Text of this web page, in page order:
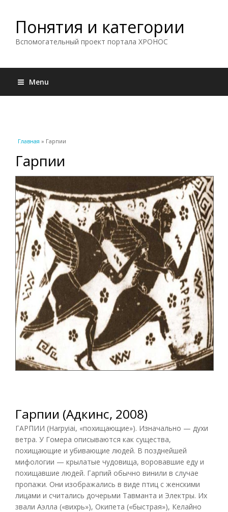
Понятия и категории
Вспомогательный проект портала ХРОНОС
Menu
Вы здесь
Главная » Гарпии
Гарпии
Гарпии (Адкинс, 2008)
ГАРПИИ (Harpyiai, «похищающие»). Изначально — духи
ветра. У Гомера описываются как существа,
похищающие и убивающие людей. В позднейшей
мифологии — крылатые чудовища, воровавшие еду и
похищавшие людей. Гарпий обычно винили в случае
пропажи. Они изображались в виде птиц с женскими
лицами и считались дочерьми Тавманта и Электры. Их
звали Аэлла («вихрь»), Окипета («быстрая»), Келайно